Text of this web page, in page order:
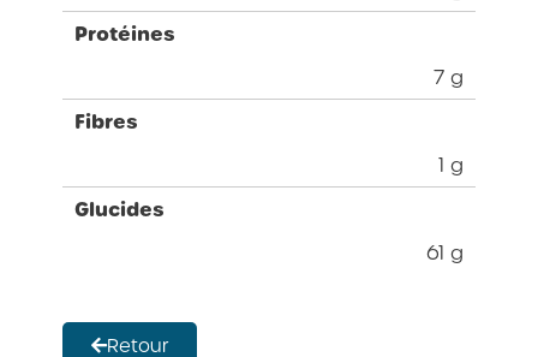
Protéines
7 g
Fibres
1 g
Glucides
61 g
Retour